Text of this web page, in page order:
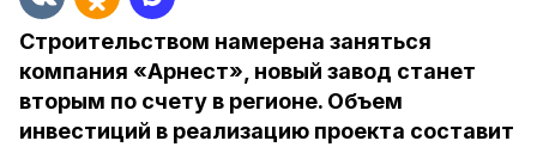
Строительством намерена заняться
компания «Арнест», новый завод станет
вторым по счету в регионе. Объем
инвестиций в реализацию проекта составит